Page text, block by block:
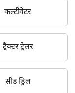
कल्टीवेटर
ट्रैक्टर ट्रेलर
सीड ड्रिल